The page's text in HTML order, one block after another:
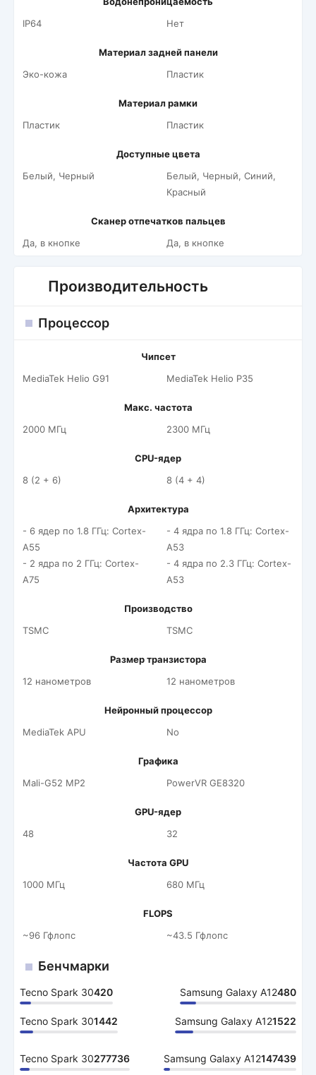
IP64
Нет
Материал задней панели
Эко-кожа
Пластик
Материал рамки
Пластик
Пластик
Доступные цвета
Белый, Черный
Белый, Черный, Синий,
Красный
Сканер отпечатков пальцев
Да, в кнопке
Да, в кнопке
Производительность
Процессор
Чипсет
MediaTek Helio G91
MediaTek Helio P35
Макс. частота
2000 МГц
2300 МГц
CPU-ядер
8 (2 + 6)
8 (4 + 4)
Архитектура
- 6 ядер по 1.8 ГГц: Cortex-
A55
- 2 ядра по 2 ГГц: Cortex-
A75
- 4 ядра по 1.8 ГГц: Cortex-
A53
- 4 ядра по 2.3 ГГц: Cortex-
A53
Производство
TSMC
TSMC
Размер транзистора
12 нанометров
12 нанометров
Нейронный процессор
MediaTek APU
No
Графика
Mali-G52 MP2
PowerVR GE8320
GPU-ядер
48
32
Частота GPU
1000 МГц
680 МГц
FLOPS
~96 Гфлопс
~43.5 Гфлопс
Бенчмарки
Tecno Spark 30420 Samsung Galaxy A12480
Tecno Spark 301442 Samsung Galaxy A121522
Tecno Spark 30277736 Samsung Galaxy A12147439